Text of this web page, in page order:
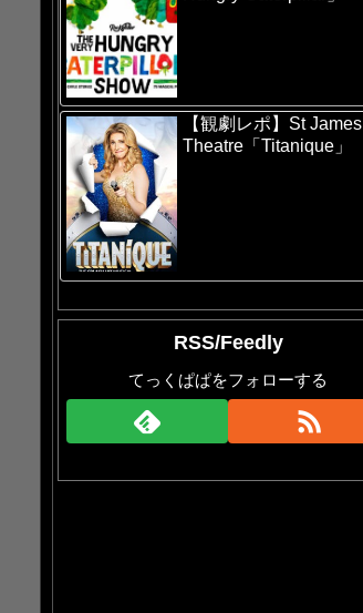
【観劇レポ】St James
Theatre「Titanique」
RSS/Feedly
てっくぱぱをフォローする